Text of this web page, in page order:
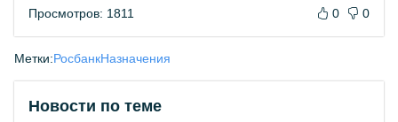
Просмотров: 1811 0 0
Метки:РосбанкНазначения
Новости по теме